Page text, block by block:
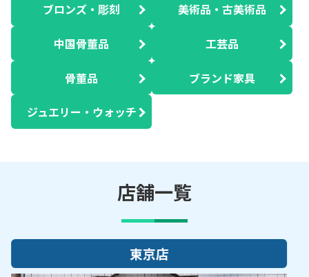
ブロンズ・彫刻 美術品・古美術品
中国骨董品 工芸品
骨董品 ブランド家具
ジュエリー・ウォッチ
店舗一覧
大阪店